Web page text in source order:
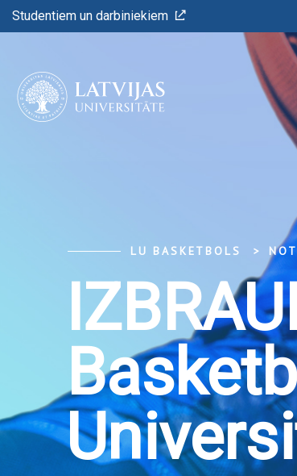
Studentiem un darbiniekiem
LU BASKETBOLS